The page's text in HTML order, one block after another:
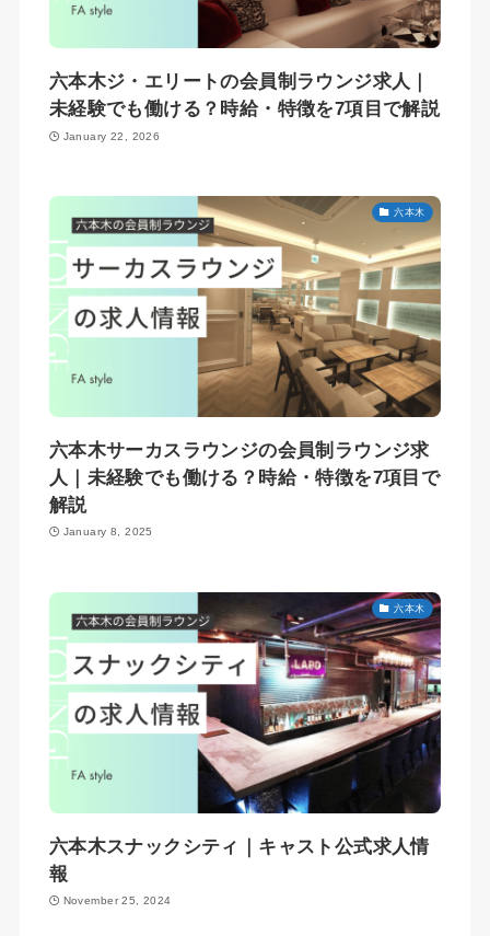
六本木ジ・エリートの会員制ラウンジ求人｜
未経験でも働ける？時給・特徴を7項目で解説
January 22, 2026
六本木
六本木サーカスラウンジの会員制ラウンジ求
人｜未経験でも働ける？時給・特徴を7項目で
解説
January 8, 2025
六本木
六本木スナックシティ｜キャスト公式求人情
報
November 25, 2024